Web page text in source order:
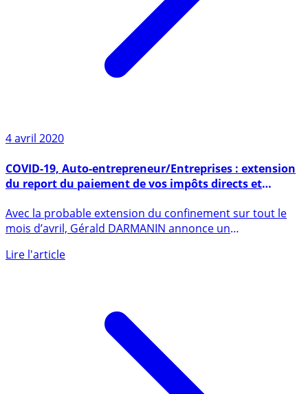
4 avril 2020
COVID-19, Auto-entrepreneur/Entreprises : extension
du report du paiement de vos impôts directs et
cotisations sociales sur avril
mois d’avril, Gérald DARMANIN annonce un